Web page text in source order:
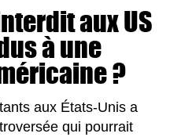
aux US
à une
?
aux États-Unis a
qui pourrait